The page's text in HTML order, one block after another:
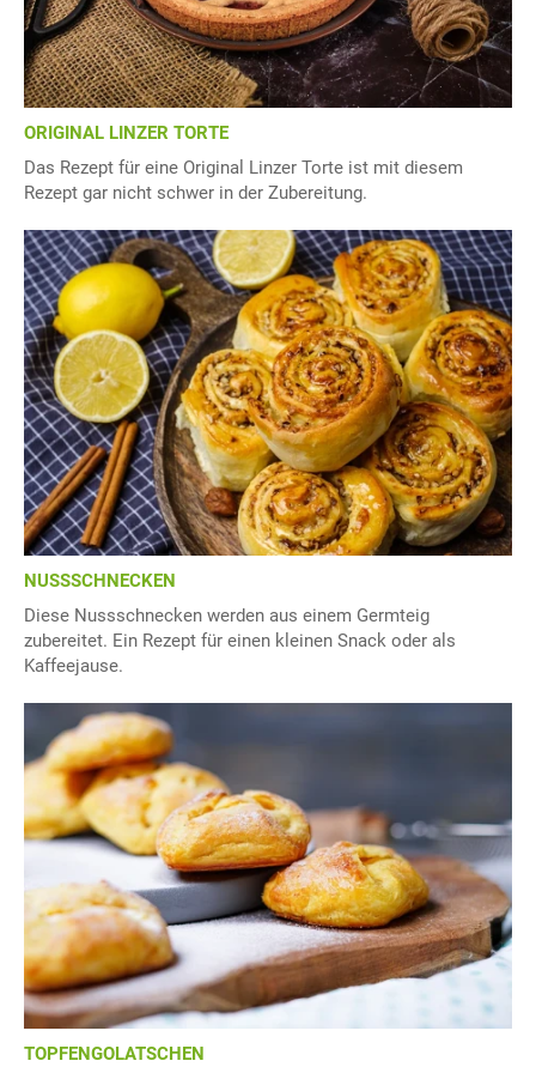
ORIGINAL LINZER TORTE
Das Rezept für eine Original Linzer Torte ist mit diesem
Rezept gar nicht schwer in der Zubereitung.
NUSSSCHNECKEN
Diese Nussschnecken werden aus einem Germteig
zubereitet. Ein Rezept für einen kleinen Snack oder als
Kaffeejause.
TOPFENGOLATSCHEN